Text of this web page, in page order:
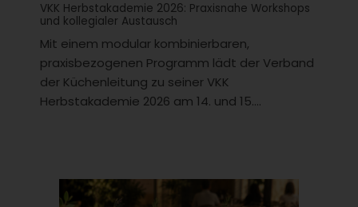
VKK Herbstakademie 2026: Praxisnahe Workshops
und kollegialer Austausch
Mit einem modular kombinierbaren,
praxisbezogenen Programm lädt der Verband
der Küchenleitung zu seiner VKK
Herbstakademie 2026 am 14. und 15....